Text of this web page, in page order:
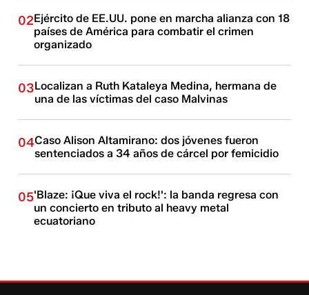
02Ejército de EE.UU. pone en marcha alianza con 18
países de América para combatir el crimen
organizado
03Localizan a Ruth Kataleya Medina, hermana de
una de las víctimas del caso Malvinas
04Caso Alison Altamirano: dos jóvenes fueron
sentenciados a 34 años de cárcel por femicidio
05'Blaze: ¡Que viva el rock!': la banda regresa con
un concierto en tributo al heavy metal
ecuatoriano